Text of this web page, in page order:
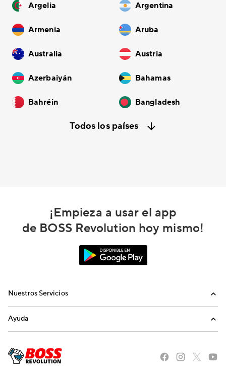
Argelia Argentina
Armenia Aruba
Australia Austria
Azerbaiyán Bahamas
Bahréin Bangladesh
Todos los países
¡Empieza a usar el app
de BOSS Revolution hoy mismo!
Nuestros Servicios
Recargas Internacionales
Ayuda
Envíanos un email